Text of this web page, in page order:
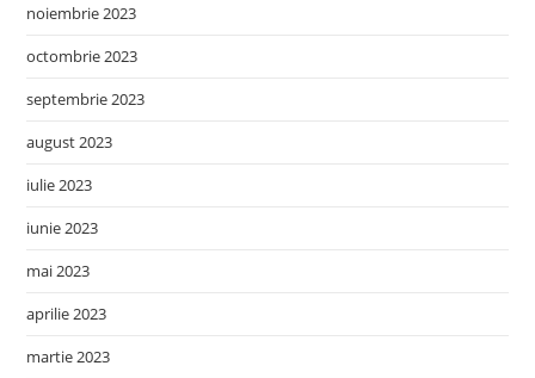
noiembrie 2023
octombrie 2023
septembrie 2023
august 2023
iulie 2023
iunie 2023
mai 2023
aprilie 2023
martie 2023